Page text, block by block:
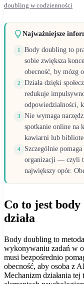
doubling w codzienności
Najważniejsze
1
Body doubling to
sobie zwiększa
obecność, by mózg
2
Działa dzięki
redukuje
odpowiedzialności,
3
Nie wymaga
spotkanie online na
kawiarni lub
4
Szczególnie
organizacji — czyli
największy opór.
Co to jest
działa
Body doubling to
wykonywaniu zadań w
musi bezpośrednio
obecność, aby osoba z
Mechanizm działania